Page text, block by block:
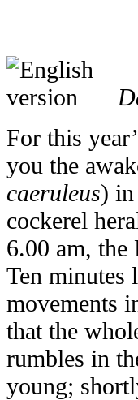
For this
you the
caeruleus) in
cockerel
6.00 am,
Ten minutes
movements
that the
rumbles in
young;